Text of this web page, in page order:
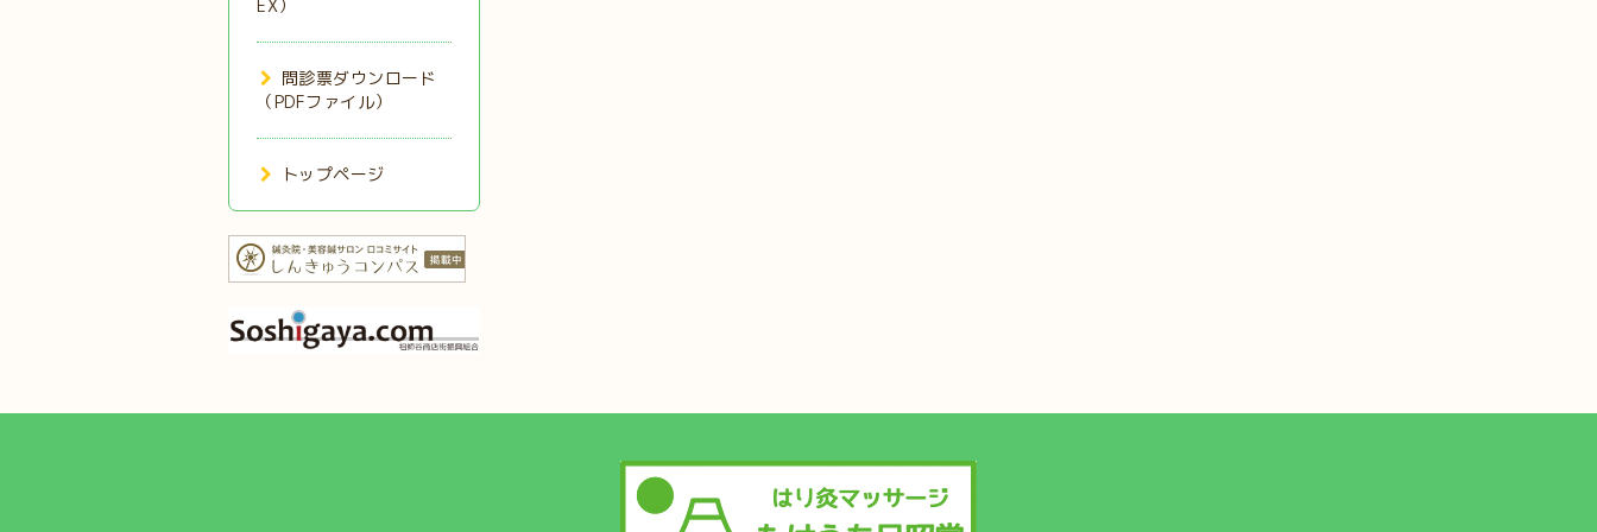
EX）
問診票ダウンロード
（PDFファイル）
トップページ